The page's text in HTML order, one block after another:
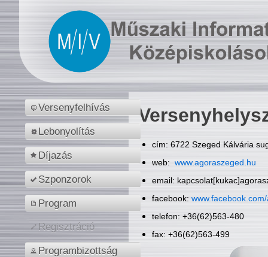
Versenyfelhívás
Lebonyolítás
Díjazás
Szponzorok
Program
Regisztráció
Programbizottság
cím: 6722 Szeged Kálvária
web: www.agoraszeged.hu
email:
facebook:
telefon: +36(62)563-480
fax: +36(62)563-499